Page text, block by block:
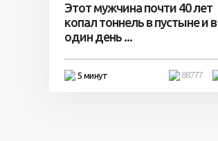
Этот мужчина почти 40 лет
копал тоннель в пустыне и в
один день ...
5 минут 88777